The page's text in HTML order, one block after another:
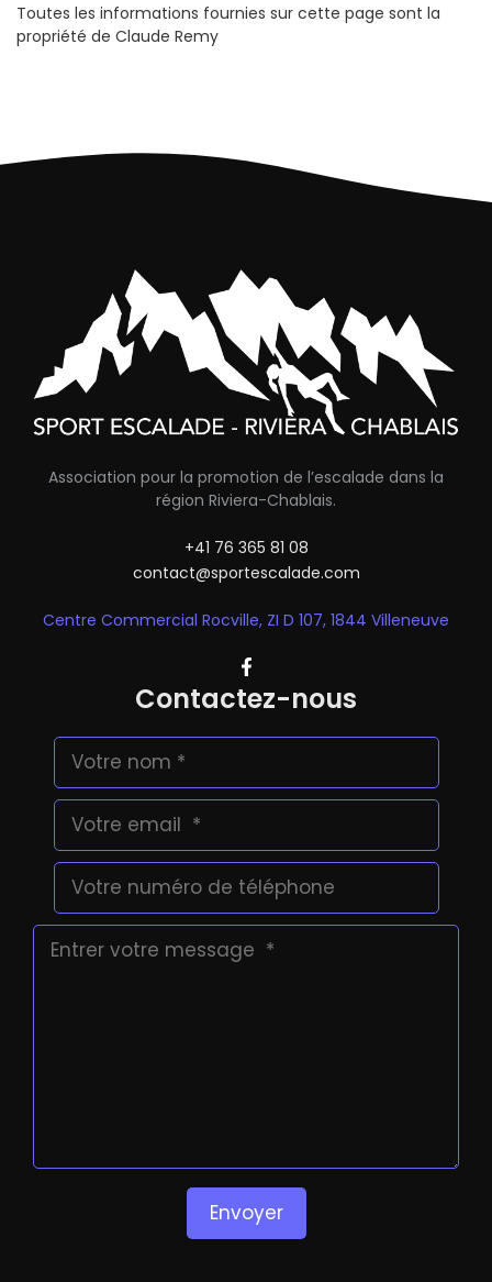
Toutes les informations fournies sur cette page sont la
propriété de Claude Remy
Association pour la promotion de l’escalade dans la
région Riviera-Chablais.
+41 76 365 81 08
contact@sportescalade.com
Centre Commercial Rocville, ZI D 107, 1844 Villeneuve
Contactez-nous